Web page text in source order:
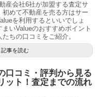
産会社6社が加盟する査定サ
めて不動産を売る方はサー
を利用するといいでしょ
いValueのおすすめポイント
ちの口コミをご紹介。
記事を読む
口コミ・評判から見る
ット！査定までの流れ